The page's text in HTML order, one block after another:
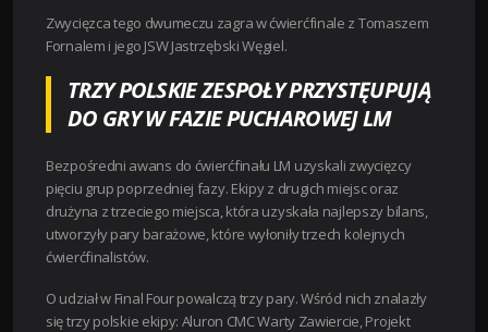
Zwycięzca tego dwumeczu zagra w ćwierćfinale z Tomaszem
Fornalem i jego JSW Jastrzębski Węgiel.
TRZY POLSKIE ZESPOŁY PRZYSTĘUPUJĄ
DO GRY W FAZIE PUCHAROWEJ LM
Bezpośredni awans do ćwierćfinału LM uzyskali zwycięzcy
pięciu grup poprzedniej fazy. Ekipy z drugich miejsc oraz
drużyna z trzeciego miejsca, która uzyskała najlepszy bilans,
utworzyły pary barażowe, które wyłoniły trzech kolejnych
ćwierćfinalistów.
O udział w Final Four powalczą trzy pary. Wśród nich znalazły
się trzy polskie ekipy: Aluron CMC Warty Zawiercie, Projekt